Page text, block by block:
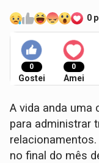
0
0
Gostei
0
Amei
A vida anda uma
para administrar
no final do mês